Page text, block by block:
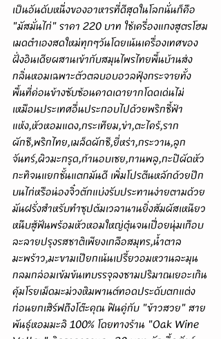
เป็นอันดับหนึ่งของอาหารที่ดีสุดในโลกนั่นก็คือ
"มัสมั่นไก่" ราคา 220 บาท ใช้เครื่องแกงสูตรโฮม
เมดตำเองสดใหม่ทุกๆวันโดยเน้นเครื่องเทศของ
ฝั่งอินเดียผสานเข้ากับสมุนไพรไทยพื้นบ้านส่ง
กลิ่นหอมเฉพาะตัวตลบอบอวลฟุ้งกระจายทั้ง
พื้นที่ค่อนข้างซับซ้อนคาดเดายากโดดเด่นไม่
เหมือนประเทศอื่นประกอบไปด้วยพริกชี้ฟ้า
แห้ง,หัวหอมแดง,กระเทียม,ข่า,ตะไคร้,ราก
ผักชี,พริกไทย,เมล็ดผักชี,ยี่หร่า,กระวาน,ลูก
จันทร์,ผิวมะกรูด,ก้านอบเชย,กานพลู,กะปิผัดหัว
กะทิจนแยกชั้นแตกมันดี เพิ่มโปรตีนหลักด้วยปีก
บนไก่หรือน่องจิ๋วตักแบ่งรับประทานง่ายตามด้วย
มันฝรั่งสำหรับทำซุปต้มเวลานานยิ่งสัมผัสเหนียว
หนึบสู้ฟันพร้อมหัวหอมใหญ่ตุ๋นจนเปื่อยนุ่มเกือบ
ละลายปรุงรสชาติเพียงเกลือสมุทร,น้ำตาล
มะพร้าว,มะขามเปียกเน้นเปรี้ยวอมหวานละมุน
กลมกล่อมเข้มข้นเทบรรจุลงชามปริมาณเยอะเกิน
คุ้มโรยเม็ดมะม่วงหิมพานต์ทอดประดับตกแต่ง
ก่อนยกเสิร์ฟถึงโต๊ะคุณ ฟินคู่กับ "ข้าวสวย" สาย
พันธุ์หอมมะลิ 100% โดยทางร้าน "Oak Wine